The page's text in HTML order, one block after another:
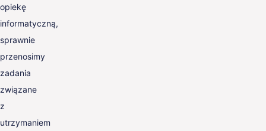
opiekę
informatyczną,
sprawnie
przenosimy
zadania
związane
z
utrzymaniem